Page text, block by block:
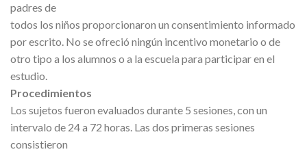
padres de
todos los niños proporcionaron un consentimiento informado
por escrito. No se ofreció ningún incentivo monetario o de
otro tipo a los alumnos o a la escuela para participar en el
estudio.
Procedimientos
Los sujetos fueron evaluados durante 5 sesiones, con un
intervalo de 24 a 72 horas. Las dos primeras sesiones
consistieron